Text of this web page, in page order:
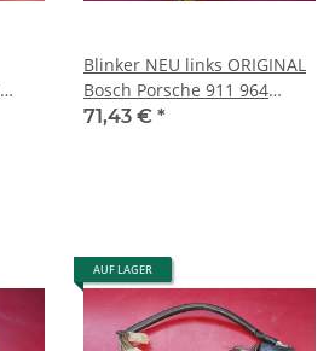
Blinker NEU links ORIGINAL
Bosch Porsche 911 964
0311315031 96463140502
71,43 € *
AUF LAGER